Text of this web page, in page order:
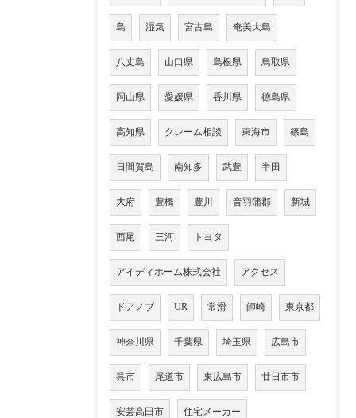
島 湿気 宮古島 奄美大島
八丈島 山口県 島根県 鳥取県
岡山県 愛媛県 香川県 徳島県
高知県 クレーム相談 東海市 篠島
日間賀島 南知多 武豊 半田
大府 豊橋 豊川 音羽蒲郡 新城
西尾 三河 トヨタ
アイディホーム株式会社 アクセス
ドアノブ UR 常滑 師崎 東京都
神奈川県 千葉県 埼玉県 広島市
呉市 尾道市 東広島市 廿日市市
安芸高田市 住宅メーカー